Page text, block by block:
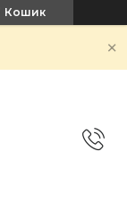
Кошик